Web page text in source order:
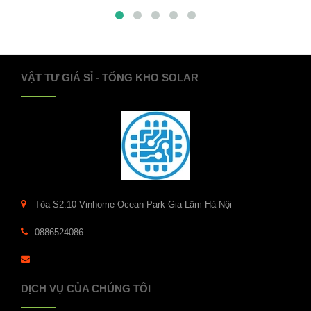
VẬT TƯ GIÁ SỈ - TỔNG KHO SOLAR
Tòa S2.10 Vinhome Ocean Park Gia Lâm Hà Nội
0886524086
DỊCH VỤ CỦA CHÚNG TÔI